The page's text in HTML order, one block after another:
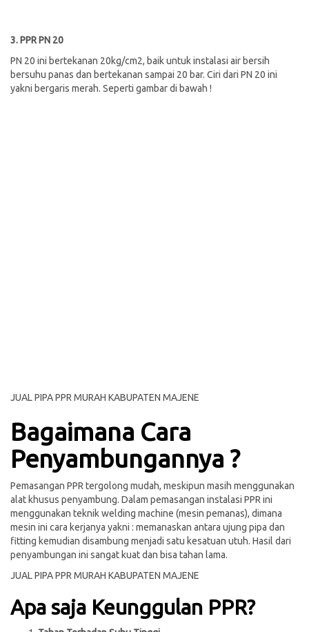
3. PPR PN 20
PN 20 ini bertekanan 20kg/cm2, baik untuk instalasi air bersih
bersuhu panas dan bertekanan sampai 20 bar. Ciri dari PN 20 ini
yakni bergaris merah. Seperti gambar di bawah !
JUAL PIPA PPR MURAH KABUPATEN MAJENE
Bagaimana Cara
Penyambungannya ?
Pemasangan PPR tergolong mudah, meskipun masih menggunakan
alat khusus penyambung. Dalam pemasangan instalasi PPR ini
menggunakan teknik welding machine (mesin pemanas), dimana
mesin ini cara kerjanya yakni : memanaskan antara ujung pipa dan
fitting kemudian disambung menjadi satu kesatuan utuh. Hasil dari
penyambungan ini sangat kuat dan bisa tahan lama.
JUAL PIPA PPR MURAH KABUPATEN MAJENE
Apa saja Keunggulan PPR?